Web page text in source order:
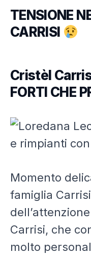
TENSIONE
CARRISI
Cristèl
FORTI CHE
Momento
famiglia Carrisi
Carrisi, che
molto